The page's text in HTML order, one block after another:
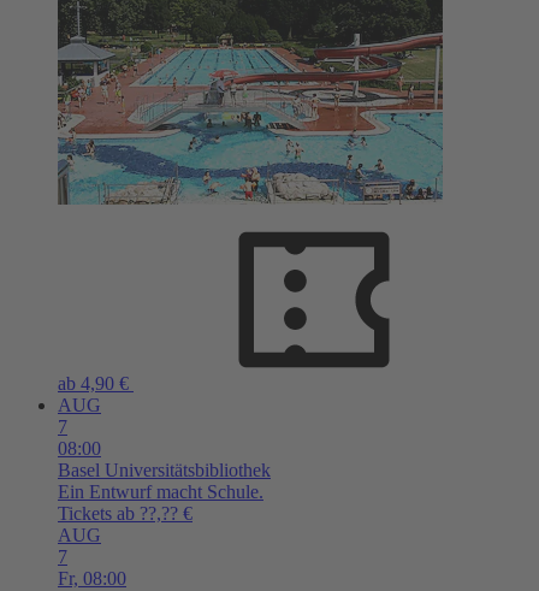
ab 4,90 €
AUG
7
08:00
Basel Universitätsbibliothek
Ein Entwurf macht Schule.
Tickets ab ??,?? €
AUG
7
Fr, 08:00